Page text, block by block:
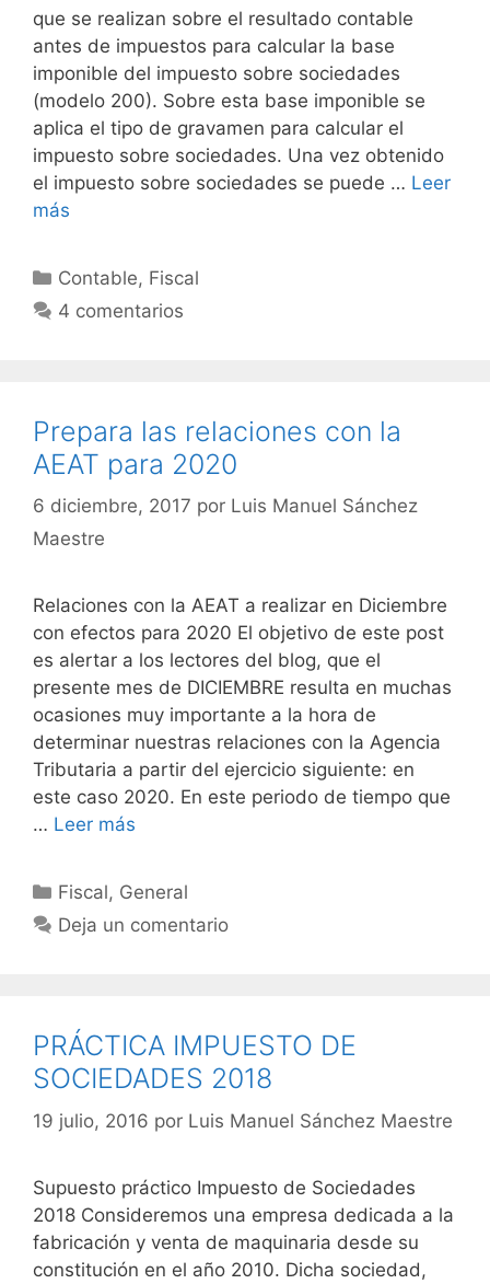
que se realizan sobre el resultado contable
antes de impuestos para calcular la base
imponible del impuesto sobre sociedades
(modelo 200). Sobre esta base imponible se
aplica el tipo de gravamen para calcular el
impuesto sobre sociedades. Una vez obtenido
el impuesto sobre sociedades se puede … Leer
más
Categorías
Contable, Fiscal
4 comentarios
Prepara las relaciones con la
AEAT para 2020
6 diciembre, 2017 por Luis Manuel Sánchez
Maestre
Relaciones con la AEAT a realizar en Diciembre
con efectos para 2020 El objetivo de este post
es alertar a los lectores del blog, que el
presente mes de DICIEMBRE resulta en muchas
ocasiones muy importante a la hora de
determinar nuestras relaciones con la Agencia
Tributaria a partir del ejercicio siguiente: en
este caso 2020. En este periodo de tiempo que
… Leer más
Categorías
Fiscal, General
Deja un comentario
PRÁCTICA IMPUESTO DE
SOCIEDADES 2018
19 julio, 2016 por Luis Manuel Sánchez Maestre
Supuesto práctico Impuesto de Sociedades
2018 Consideremos una empresa dedicada a la
fabricación y venta de maquinaria desde su
constitución en el año 2010. Dicha sociedad,